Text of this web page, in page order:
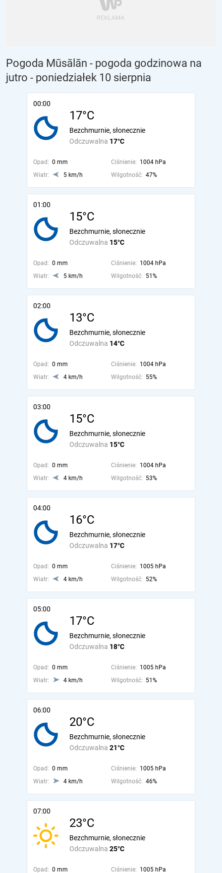
Pogoda Mūsālān - pogoda godzinowa na
jutro - poniedziałek 10 sierpnia
00:00
17°C
Odczuwalna 17°C
Bezchmurnie, słonecznie
Opad: 0 mm Ciśnienie: 1004 hPa
Wiatr:
5 km/h Wilgotność: 47%
01:00
15°C
Odczuwalna 15°C
Bezchmurnie, słonecznie
Opad: 0 mm Ciśnienie: 1004 hPa
Wiatr:
5 km/h Wilgotność: 51%
02:00
13°C
Odczuwalna 14°C
Bezchmurnie, słonecznie
Opad: 0 mm Ciśnienie: 1004 hPa
Wiatr:
4 km/h Wilgotność: 55%
03:00
15°C
Odczuwalna 15°C
Bezchmurnie, słonecznie
Opad: 0 mm Ciśnienie: 1004 hPa
Wiatr:
4 km/h Wilgotność: 53%
04:00
16°C
Odczuwalna 17°C
Bezchmurnie, słonecznie
Opad: 0 mm Ciśnienie: 1005 hPa
Wiatr:
4 km/h Wilgotność: 52%
05:00
17°C
Odczuwalna 18°C
Bezchmurnie, słonecznie
Opad: 0 mm Ciśnienie: 1005 hPa
Wiatr:
4 km/h Wilgotność: 51%
06:00
20°C
Odczuwalna 21°C
Bezchmurnie, słonecznie
Opad: 0 mm Ciśnienie: 1005 hPa
Wiatr:
4 km/h Wilgotność: 46%
07:00
23°C
Odczuwalna 25°C
Bezchmurnie, słonecznie
Opad: 0 mm Ciśnienie: 1005 hPa